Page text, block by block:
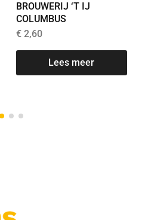
BROUWERIJ ‘T IJ
COLUMBUS
€2,60
Lees meer